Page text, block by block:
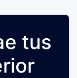
tus